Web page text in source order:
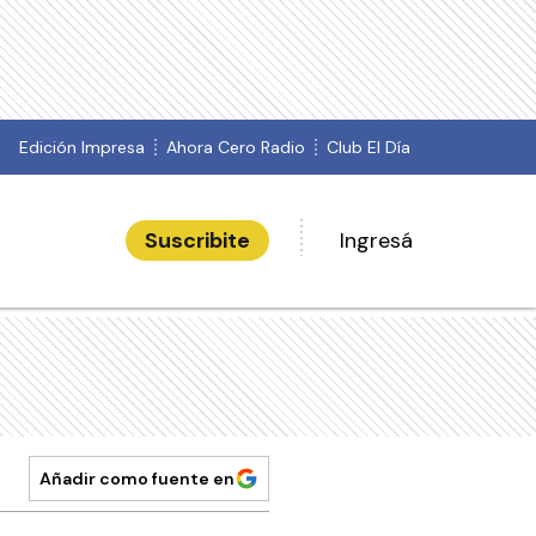
Edición Impresa Ahora Cero Radio Club El Día
Suscribite Ingresá
Añadir como fuente en